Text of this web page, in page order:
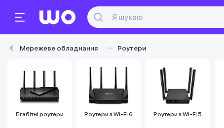
Мережеве обладнання Роутери
Гігабітні роутери Роутери з Wi-Fi 6 Роутери з Wi-Fi 5